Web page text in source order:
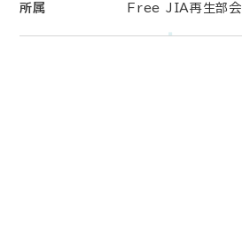
所属 Free JIA再生部会